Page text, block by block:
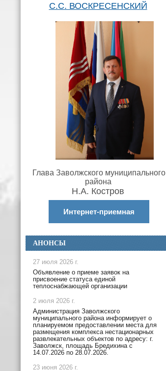
С.С. ВОСКРЕСЕНСКИЙ
Глава Заволжского муниципального
района
Н.А. Костров
Интернет-приемная
АНОНСЫ
27 июля 2026 г.
Объявление о приеме заявок на
присвоение статуса единой
теплоснабжающей организации
2 июля 2026 г.
Администрация Заволжского
муниципального района информирует о
планируемом предоставлении места для
размещения комплекса нестационарных
развлекательных объектов по адресу: г.
Заволжск, площадь Бредихина с
14.07.2026 по 28.07.2026.
23 июня 2026 г.